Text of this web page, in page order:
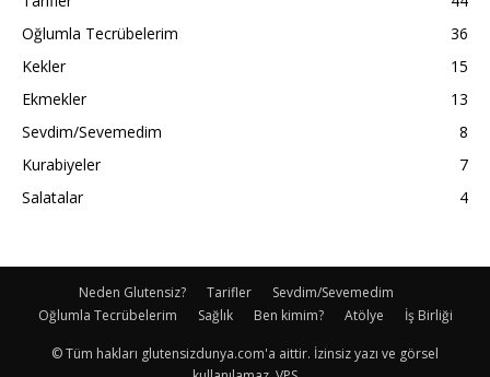
Oğlumla Tecrübelerim
36
Kekler
15
Ekmekler
13
Sevdim/Sevemedim
8
Kurabiyeler
7
Salatalar
4
Neden Glutensiz? Tarifler
Sevdim/Sevemedim
Oğlumla Tecrübelerim
Sağlık Ben kimim? Atölye İş Birliği
© Tüm hakları glutensizdunya.com'a aittir. İzinsiz yazı ve görsel